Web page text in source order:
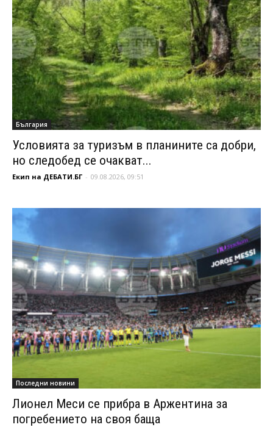
България
Условията за туризъм в планините са добри,
но следобед се очакват...
Екип на ДЕБАТИ.БГ - 09.08.2026, 09:51
Последни новини
Лионел Меси се прибра в Аржентина за
погребението на своя баща